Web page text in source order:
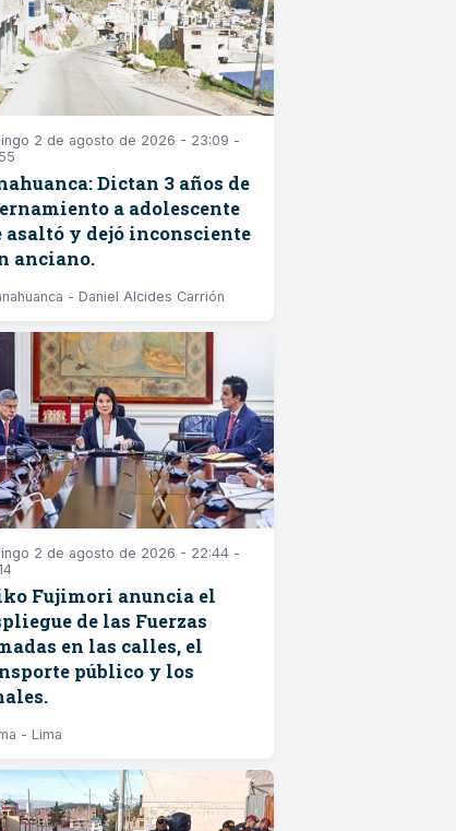
2 de agosto de 2026 - 23:09 -
Dictan 3 años de
a adolescente
asaltó y dejó inconsciente
anciano.
- Daniel Alcides Carrión
2 de agosto de 2026 - 22:44 -
Fujimori anuncia el
de las Fuerzas
en las calles, el
público y los
- Lima